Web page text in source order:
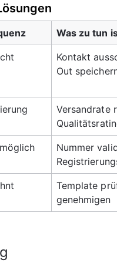
Was zu tun
Kontakt
Out
Versandrate
Nummer
Template
genehmigen